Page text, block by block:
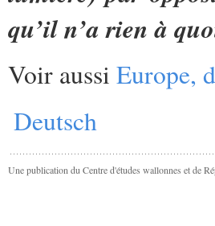
qu’il n’a rien à
Voir aussi Europe,
Deutsch
Une publication du Centre d'études wallonnes et de